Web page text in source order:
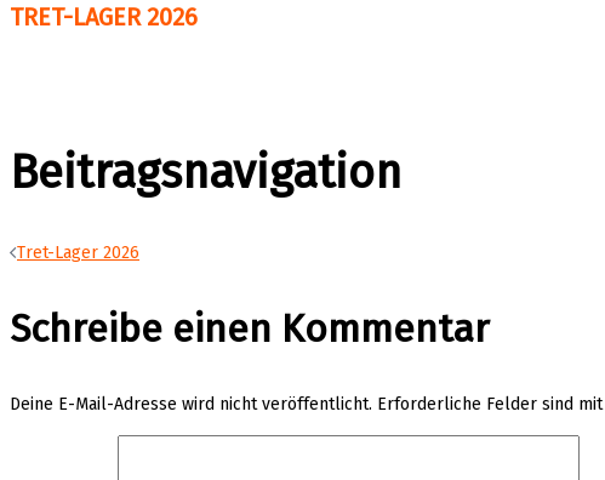
TRET-LAGER 2026
Beitragsnavigation
Tret-Lager 2026
Schreibe einen Kommentar
Deine E-Mail-Adresse wird nicht veröffentlicht. Erforderliche Felder sind mit